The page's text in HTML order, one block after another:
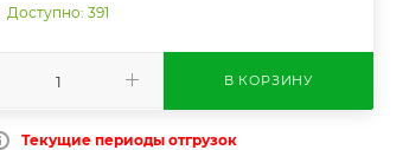
Доступно: 391
В КОРЗИНУ
Текущие периоды отгрузок